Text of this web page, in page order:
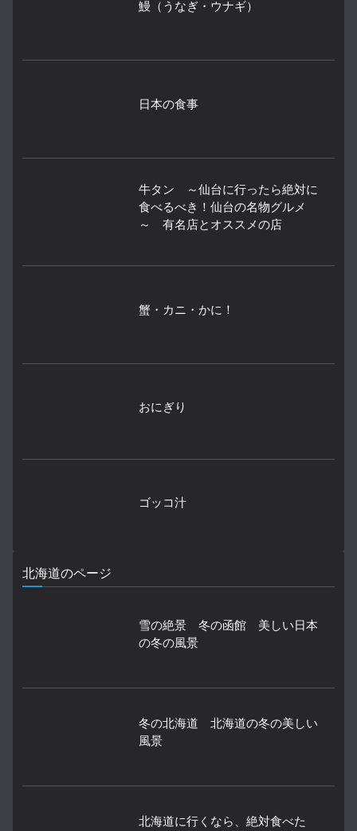
鰻（うなぎ・ウナギ）
日本の食事
牛タン ～仙台に行ったら絶対に
食べるべき！仙台の名物グルメ
～ 有名店とオススメの店
蟹・カニ・かに！
おにぎり
ゴッコ汁
北海道のページ
雪の絶景 冬の函館 美しい日本
の冬の風景
冬の北海道 北海道の冬の美しい
風景
北海道に行くなら、絶対食べた